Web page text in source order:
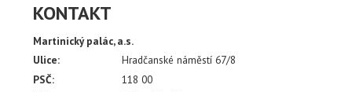
KONTAKT
Martinický palác, a.s.
Ulice:
Hradčanské náměstí 67/8
PSČ:
118 00